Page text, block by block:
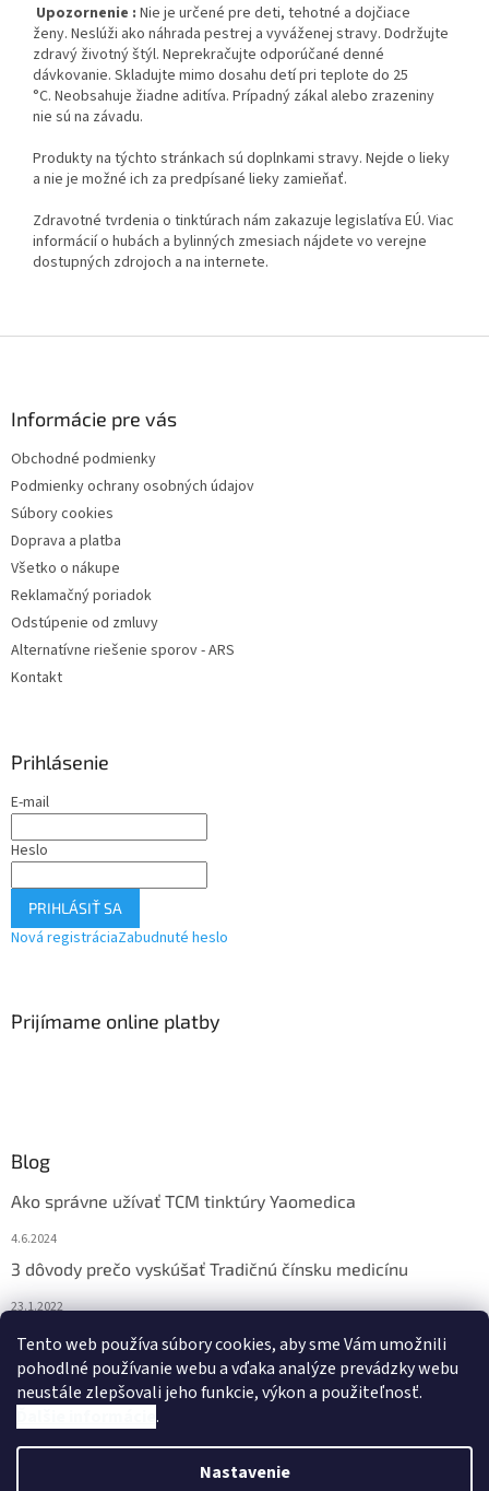
Tento web používa súbory cookies, aby sme Vám umožnili
pohodlné používanie webu a vďaka analýze prevádzky webu
neustále zlepšovali jeho funkcie, výkon a použiteľnosť.
.
Nastavenie
Upozornenie : Nie je určené pre deti, tehotné a dojčiace
ženy. Neslúži ako náhrada pestrej a vyváženej stravy. Dodržujte
zdravý životný štýl. Neprekračujte odporúčané denné
dávkovanie. Skladujte mimo dosahu detí pri teplote do 25
°C. Neobsahuje žiadne aditíva. Prípadný zákal alebo zrazeniny
nie sú na závadu.
Produkty na týchto stránkach sú doplnkami stravy. Nejde o lieky
a nie je možné ich za predpísané lieky zamieňať.
Zdravotné tvrdenia o tinktúrach nám zakazuje legislatíva EÚ. Viac
informácií o hubách a bylinných zmesiach nájdete vo verejne
dostupných zdrojoch a na internete.
Informácie pre vás
Obchodné podmienky
Podmienky ochrany osobných údajov
Súbory cookies
Doprava a platba
Všetko o nákupe
Reklamačný poriadok
Odstúpenie od zmluvy
Alternatívne riešenie sporov - ARS
Kontakt
Prihlásenie
E-mail
Heslo
PRIHLÁSIŤ SA
Nová registráciaZabudnuté heslo
Prijímame online platby
Blog
Ako správne užívať TCM tinktúry Yaomedica
4.6.2024
3 dôvody prečo vyskúšať Tradičnú čínsku medicínu
23.1.2022
Nadmerne vám vypadávajú vlasy? Pomôže vám čínska
medicína
13.11.2021
Vytvoril Shoptet